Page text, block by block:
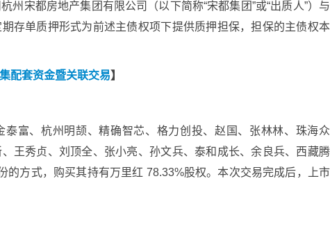
州宋都房地产集团有限公司（以下简称“宋都集团”或“出质人”）与
存单质押形式为前述主债权项下提供质押担保，担保的主债权本
配套资金暨关联交易】
泰富、杭州明颉、精确智芯、格力创投、赵国、张林林、珠海众
王秀贞、刘顶全、张小亮、孙文兵、泰和成长、余良兵、西藏腾
的方式，购买其持有万里红 78.33%股权。本次交易完成后，上市